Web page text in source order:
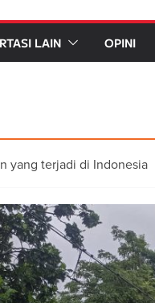
LAIN OPINI
yang terjadi di Indonesia